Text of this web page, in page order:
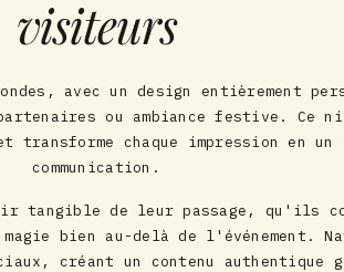
visiteurs
avec un design entièrement
ou ambiance festive. Ce
transforme chaque impression en
communication.
tangible de leur passage, qu'ils
bien au-delà de l'événement.
créant un contenu authentique